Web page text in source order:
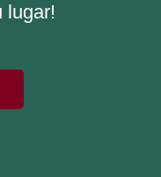
lugar!